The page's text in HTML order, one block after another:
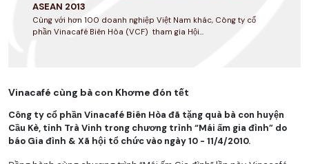
ASEAN 2013
Cùng với hơn 100 doanh nghiệp Việt Nam khác, Công ty cổ
phần Vinacafé Biên Hòa (VCF) tham gia Hội...
Vinacafé cùng bà con Khơme đón tết
Công ty cổ phần Vinacafé Biên Hòa đã tặng quà bà con huyện
Cầu Kè, tỉnh Trà Vinh trong chương trình “Mái ấm gia đình” do
báo Gia đình & Xã hội tổ chức vào ngày 10 - 11/4/2010.